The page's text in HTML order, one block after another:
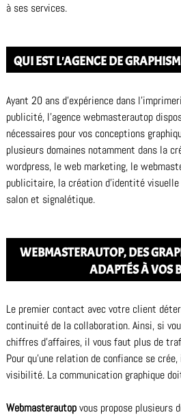
à ses services.
QUI EST L'AGENCE DE
Ayant 20 ans d’expérience dans
publicité, l’agence webmasterautop
nécessaires pour vos conceptions
plusieurs domaines notamment dans la
wordpress, le web marketing, le
publicitaire, la création d’identité
salon et signalétique.
WEBMASTERAUTOP, DES
ADAPTÉS À VOS
Le premier contact avec votre client
continuité de la collaboration. Ainsi, si
chiffres d’affaires, il vous faut plus de
Pour qu’une relation de confiance se
visibilité. La communication graphique
Webmasterautopvous propose plusieurs